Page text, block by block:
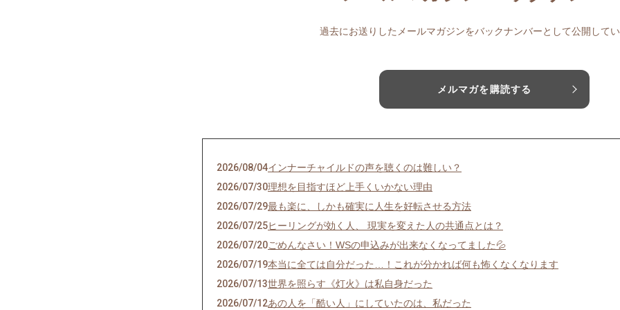
過去にお送りしたメールマガジンをバックナンバーとして公開して
メルマガを購読する
2026/08/04インナーチャイルドの声を聴くのは難しい？
2026/07/30理想を目指すほど上手くいかない理由
2026/07/29最も楽に、しかも確実に人生を好転させる方法
2026/07/25ヒーリングが効く人、 現実を変えた人の共通点とは？
2026/07/20ごめんなさい！WSの申込みが出来なくなってました💦
2026/07/19本当に全ては自分だった…！これが分かれば何も怖くなくなります
2026/07/13世界を照らす《灯火》は私自身だった
2026/07/12あの人を「酷い人」にしていたのは、私だった